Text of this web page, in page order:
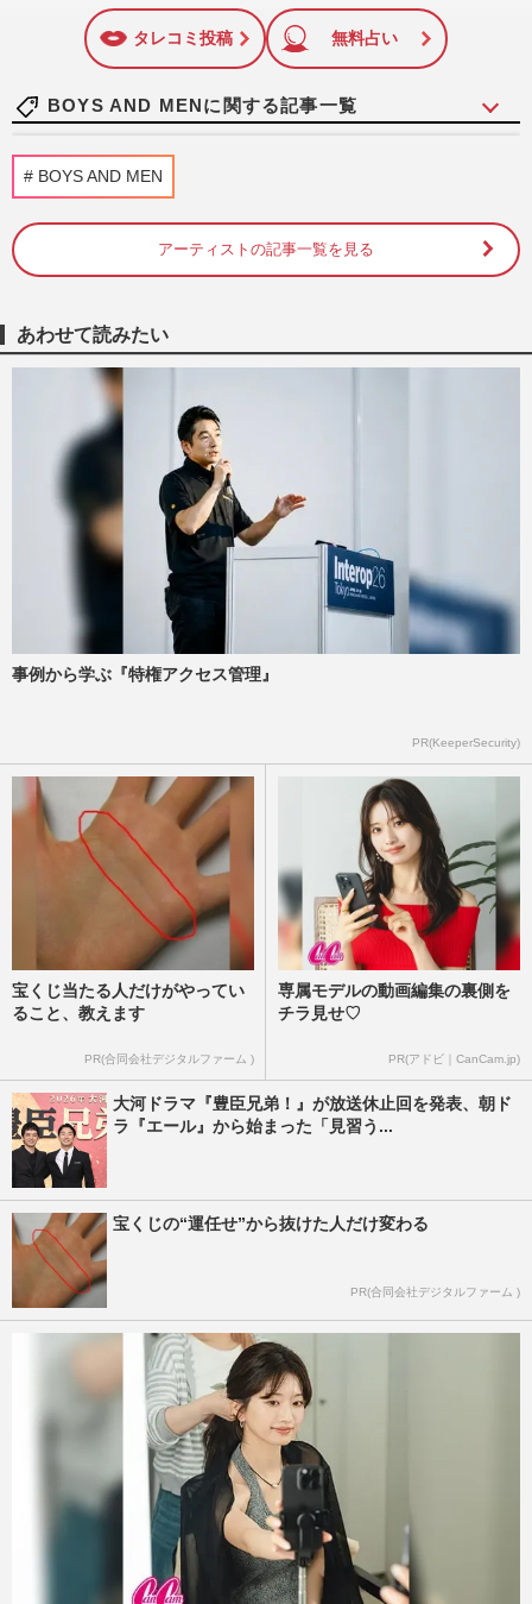
に追加
タレコミ投稿 無料占い
BOYS AND MENに関する記事一覧
ン』辻本のほっこり結婚会見「あっさり発
2026/1/8
がBOYS＆MEN、Juice＝Juiceら人気アイ
ドルとのコラボフェスを開催
元BOYS AND MEN・小林豊、万引きをし
た薬局近くでのイベント開催と、ファンが
怒りの告発、プレゼント「メル…
週刊女性PRIME
元BOYS AND MEN・小林豊、万引き報道
で事務所をクビになって8か月「お菓子作
り」宣言からなぜか“パスタソ…
週刊女性PRIME
《万引きで契約解除》元ボイメン小林豊が
が遅れた理由
週刊女性2022年6月21日号
BOYS AND MEN
アーティストの記事一覧を見る
あわせて読みたい
事例から学ぶ『特権アクセス管理』
PR(KeeperSecurity)
宝くじ当たる人だけがやってい
ること、教えます
PR(合同会社デジタルファーム )
専属モデルの動画編集の裏側を
チラ見せ♡
PR(アドビ｜CanCam.jp)
大河ドラマ『豊臣兄弟！』が放送休止回を発表、朝ド
ラ『エール』から始まった「見習う...
宝くじの“運任せ”から抜けた人だけ変わる
PR(合同会社デジタルファーム )